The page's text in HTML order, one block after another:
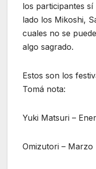
los participantes
lado los Mikoshi,
cuales no se
algo sagrado.
Estos son los
Tomá nota:
Yuki Matsuri –
Omizutori – Marzo